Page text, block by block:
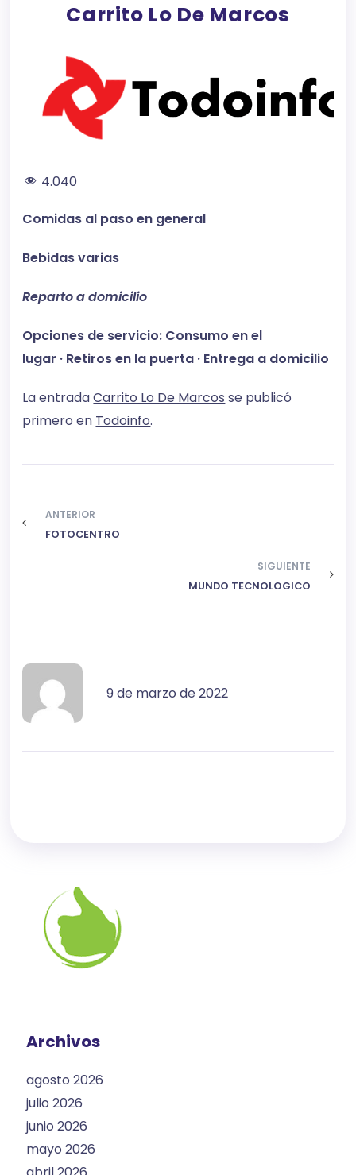
Carrito Lo De Marcos
4.040
Comidas al paso en general
Bebidas varias
Reparto a domicilio
Opciones de servicio: Consumo en el
lugar · Retiros en la puerta · Entrega a domicilio
La entradaCarrito Lo De Marcos se publicó
primero en Todoinfo.
ANTERIOR
FOTOCENTRO
SIGUIENTE
MUNDO TECNOLOGICO
9 de marzo de 2022
Archivos
agosto 2026
julio 2026
junio 2026
mayo 2026